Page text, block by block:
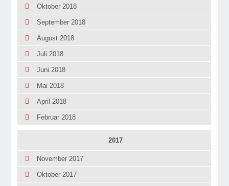
Oktober 2018
September 2018
August 2018
Juli 2018
Juni 2018
Mai 2018
April 2018
Februar 2018
2017
November 2017
Oktober 2017